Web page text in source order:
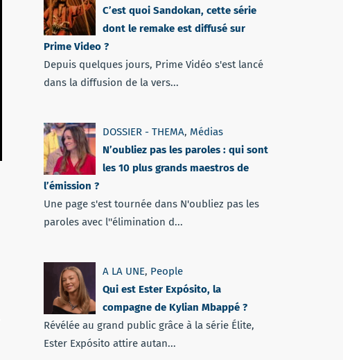
C’est quoi Sandokan, cette série
dont le remake est diffusé sur
Prime Video ?
Depuis quelques jours, Prime Vidéo s'est lancé
dans la diffusion de la vers...
DOSSIER - THEMA, Médias
N’oubliez pas les paroles : qui sont
les 10 plus grands maestros de
l’émission ?
Une page s'est tournée dans N'oubliez pas les
paroles avec l''élimination d...
A LA UNE, People
Qui est Ester Expósito, la
compagne de Kylian Mbappé ?
Révélée au grand public grâce à la série Élite,
Ester Expósito attire autan...